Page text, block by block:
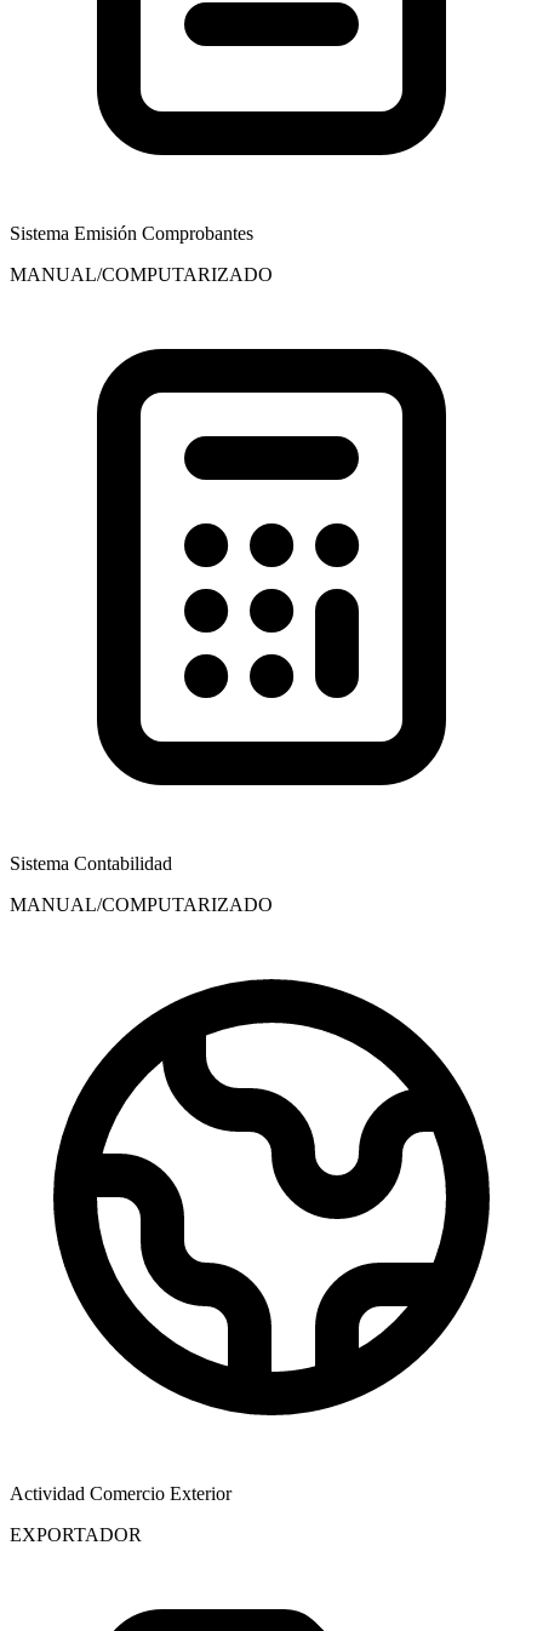
Sistema Emisión Comprobantes
MANUAL/COMPUTARIZADO
Sistema Contabilidad
MANUAL/COMPUTARIZADO
Actividad Comercio Exterior
EXPORTADOR